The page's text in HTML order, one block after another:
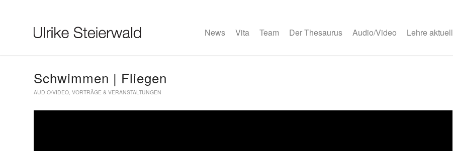
Ulrike Steierwald
News Vita Team Der Thesaurus Audio/Video Lehre aktuell
Schwimmen | Fliegen
AUDIO/VIDEO, VORTRÄGE & VERANSTALTUNGEN